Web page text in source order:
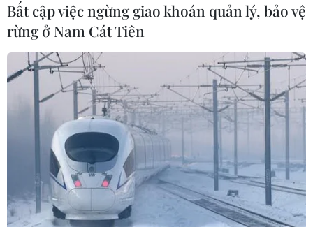
Nâng cao hiệu quả đấu tranh phòng,
chống tội phạm và vi phạm pháp luật
06/08/2026 04:13
Cảnh báo thủ đoạn lừa đảo đưa lao
động thời vụ sang Hàn Quốc
06/08/2026 04:11
24 năm tù cho 2 vợ chồng tổ
Bất cập việc ngừng giao khoán quản lý, bảo vệ
rừng ở Nam Cát Tiên